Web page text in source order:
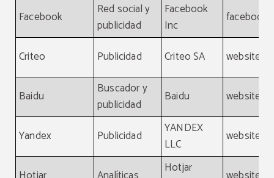
Facebook
Red social y
publicidad
Facebook
Inc
Criteo Publicidad Criteo SA website,
Baidu
Buscador y
publicidad
Baidu website,
Yandex Publicidad
YANDEX
LLC
website,
Hotjar